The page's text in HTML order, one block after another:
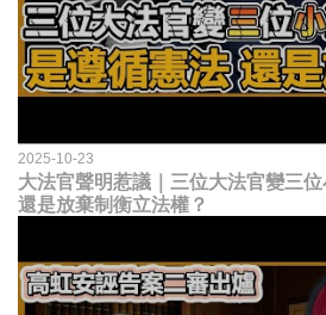
2025-10-23
大法官聲明惹議｜三位大法官變三
還是放棄制衡立法權？